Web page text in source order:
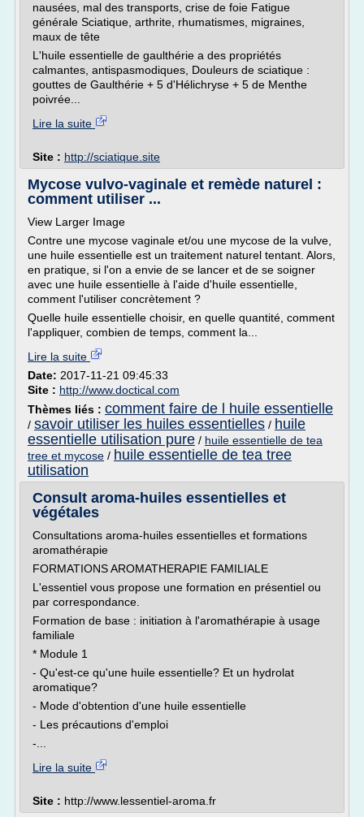
nausées, mal des transports, crise de foie Fatigue
générale Sciatique, arthrite, rhumatismes, migraines,
maux de tête
L'huile essentielle de gaulthérie a des propriétés
calmantes, antispasmodiques, Douleurs de sciatique :
gouttes de Gaulthérie + 5 d'Hélichryse + 5 de Menthe
poivrée...
Lire la suite
Site : http://sciatique.site
Mycose vulvo-vaginale et remède naturel :
comment utiliser ...
View Larger Image
Contre une mycose vaginale et/ou une mycose de la vulve,
une huile essentielle est un traitement naturel tentant. Alors,
en pratique, si l'on a envie de se lancer et de se soigner
avec une huile essentielle à l'aide d'huile essentielle,
comment l'utiliser concrètement ?
Quelle huile essentielle choisir, en quelle quantité, comment
l'appliquer, combien de temps, comment la...
Lire la suite
Date: 2017-11-21 09:45:33
Site : http://www.doctical.com
Thèmes liés : comment faire de l huile essentielle
/ savoir utiliser les huiles essentielles / huile
essentielle utilisation pure / huile essentielle de tea
tree et mycose / huile essentielle de tea tree
utilisation
Consult aroma-huiles essentielles et
végétales
Consultations aroma-huiles essentielles et formations
aromathérapie
FORMATIONS AROMATHERAPIE FAMILIALE
L'essentiel vous propose une formation en présentiel ou
par correspondance.
Formation de base : initiation à l'aromathérapie à usage
familiale
* Module 1
- Qu'est-ce qu'une huile essentielle? Et un hydrolat
aromatique?
- Mode d'obtention d'une huile essentielle
- Les précautions d'emploi
-...
Lire la suite
Site : http://www.lessentiel-aroma.fr